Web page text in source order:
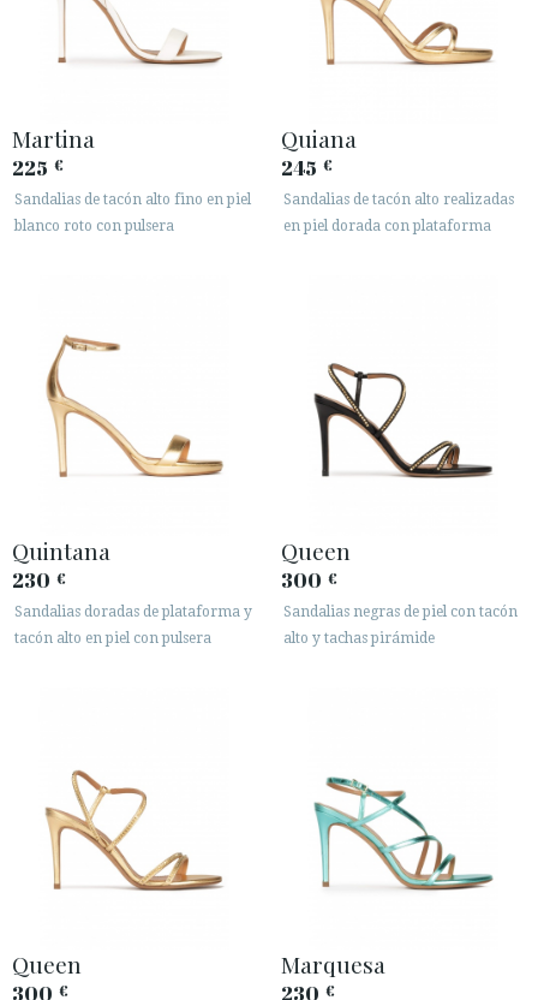
Martina
225 €
Sandalias de tacón alto fino en piel
blanco roto con pulsera
Quiana
245 €
Sandalias de tacón alto realizadas
en piel dorada con plataforma
Quintana
230 €
Sandalias doradas de plataforma y
tacón alto en piel con pulsera
Queen
300 €
Sandalias negras de piel con tacón
alto y tachas pirámide
Queen
300 €
Marquesa
230 €